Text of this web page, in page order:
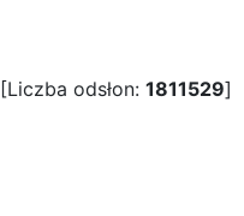
[Liczba odsłon: 1811529]